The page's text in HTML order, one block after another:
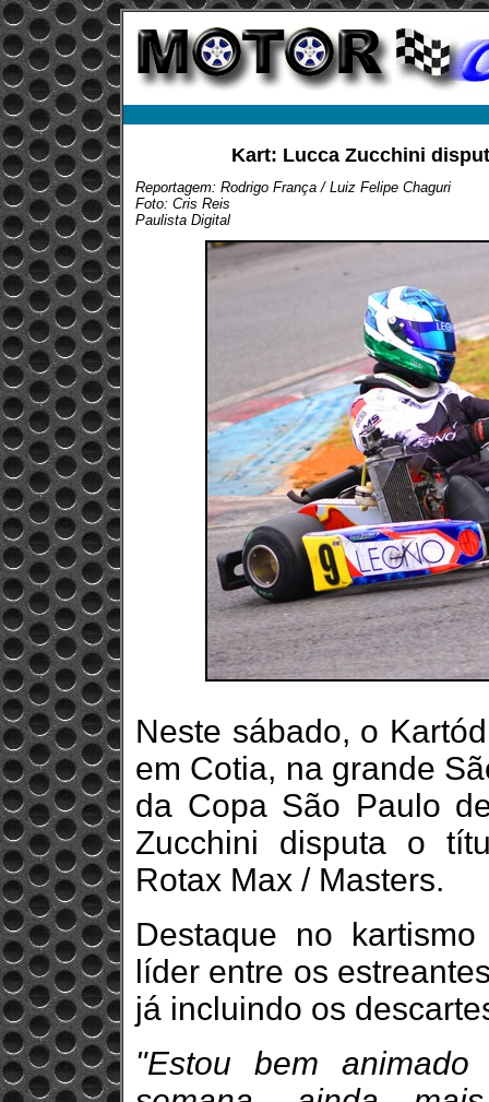
Kart: Lucca Zucchini
Reportagem: Rodrigo França / Luiz Felipe Chaguri
Foto: Cris Reis
Paulista Digital
Neste sábado, o
em Cotia, na grande
da Copa São Paulo
Zucchini disputa o
Rotax Max / Masters.
Destaque no
líder entre os
já incluindo os
"Estou bem